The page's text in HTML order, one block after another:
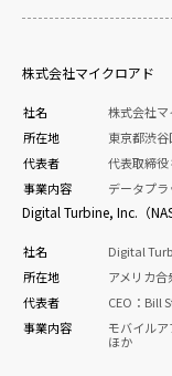
株式会社マイクロアド
社名
株式会社
所在地
東京都渋
代表者
代表取締役
事業内容
データプ
Digital Turbine, Inc.（
社名
Digital
所在地
アメリカ
代表者
CEO：Bill
事業内容
モバイルア
ほか